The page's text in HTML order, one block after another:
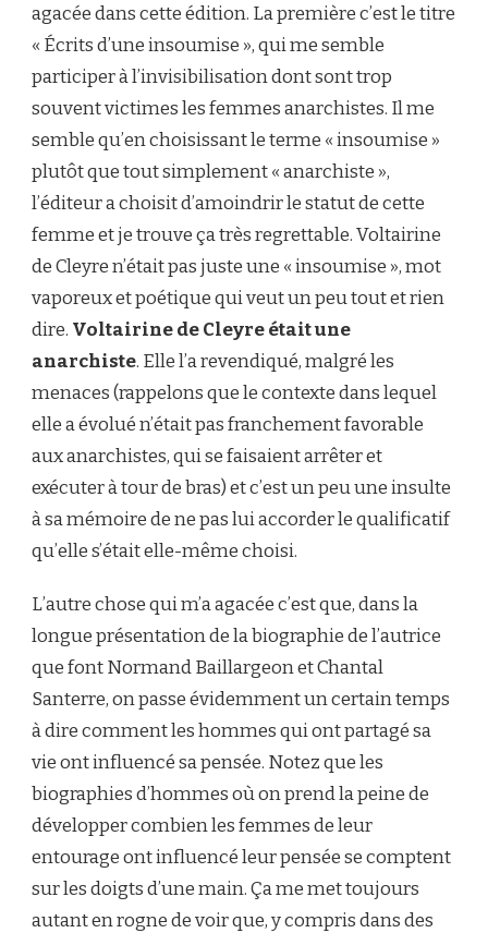
agacée dans cette édition. La première c’est le titre
« Écrits d’une insoumise », qui me semble
participer à l’invisibilisation dont sont trop
souvent victimes les femmes anarchistes. Il me
semble qu’en choisissant le terme « insoumise »
plutôt que tout simplement « anarchiste »,
l’éditeur a choisit d’amoindrir le statut de cette
femme et je trouve ça très regrettable. Voltairine
de Cleyre n’était pas juste une « insoumise », mot
vaporeux et poétique qui veut un peu tout et rien
dire. Voltairine de Cleyre était une
anarchiste. Elle l’a revendiqué, malgré les
menaces (rappelons que le contexte dans lequel
elle a évolué n’était pas franchement favorable
aux anarchistes, qui se faisaient arrêter et
exécuter à tour de bras) et c’est un peu une insulte
à sa mémoire de ne pas lui accorder le qualificatif
qu’elle s’était elle-même choisi.
L’autre chose qui m’a agacée c’est que, dans la
longue présentation de la biographie de l’autrice
que font Normand Baillargeon et Chantal
Santerre, on passe évidemment un certain temps
à dire comment les hommes qui ont partagé sa
vie ont influencé sa pensée. Notez que les
biographies d’hommes où on prend la peine de
développer combien les femmes de leur
entourage ont influencé leur pensée se comptent
sur les doigts d’une main. Ça me met toujours
autant en rogne de voir que, y compris dans des